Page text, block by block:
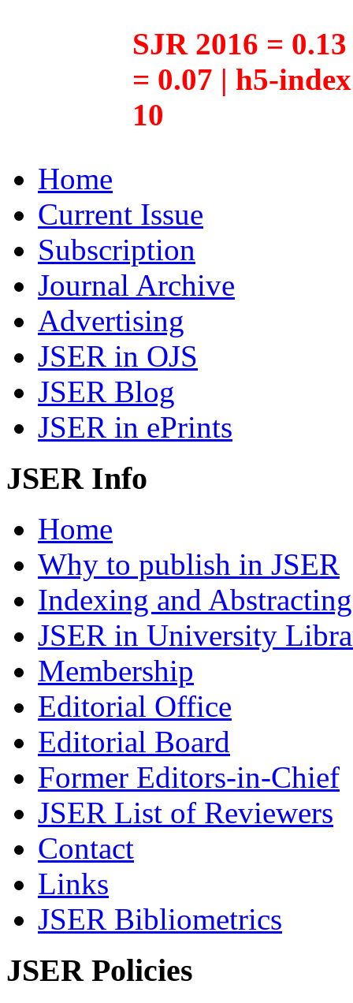
SJR 2016 =
= 0.07 | h5-
10
Home
Current Issue
Subscription
Journal Archive
Advertising
JSER in OJS
JSER Blog
JSER in ePrints
JSER Info
Home
Why to publish in JSER
Indexing and Abstracting
JSER in University
Membership
Editorial Office
Editorial Board
Former Editors-in-Chief
JSER List of Reviewers
Contact
Links
JSER Bibliometrics
JSER Policies